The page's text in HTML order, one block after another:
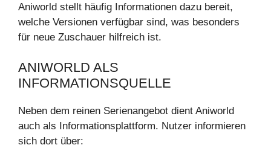
Aniworld stellt häufig Informationen dazu bereit,
welche Versionen verfügbar sind, was besonders
für neue Zuschauer hilfreich ist.
ANIWORLD ALS
INFORMATIONSQUELLE
Neben dem reinen Serienangebot dient Aniworld
auch als Informationsplattform. Nutzer informieren
sich dort über: